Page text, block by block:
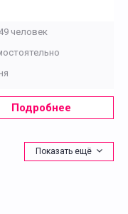
человек
Подробнее
Показать ещё